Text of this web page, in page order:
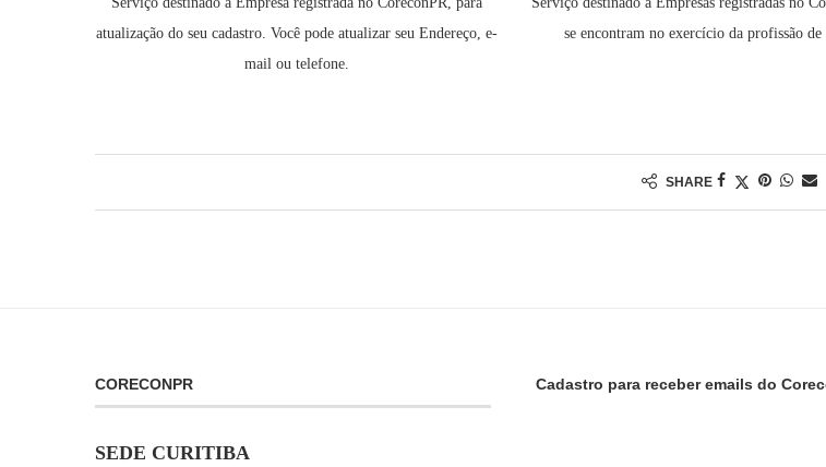
atualização do seu cadastro. Você pode atualizar seu Endereço, e-
mail ou telefone.
se encontram no exercício da profissão
SHARE
CORECONPR
SEDE CURITIBA
Cadastro para receber emails do